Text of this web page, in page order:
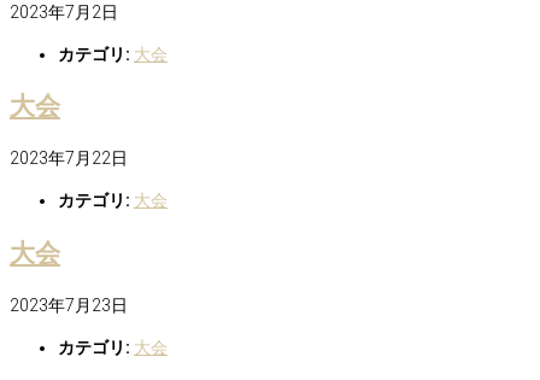
2023年7月2日
カテゴリ: 大会
大会
2023年7月22日
カテゴリ: 大会
大会
2023年7月23日
カテゴリ: 大会